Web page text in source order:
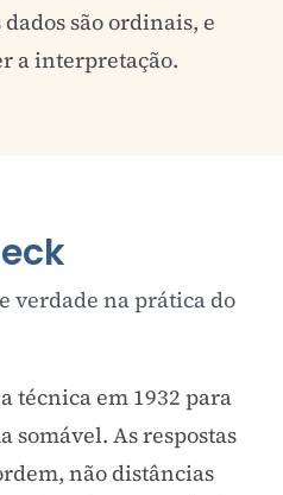
são ordinais, e
a interpretação.
verdade na prática do
técnica em 1932 para
somável. As respostas
não distâncias